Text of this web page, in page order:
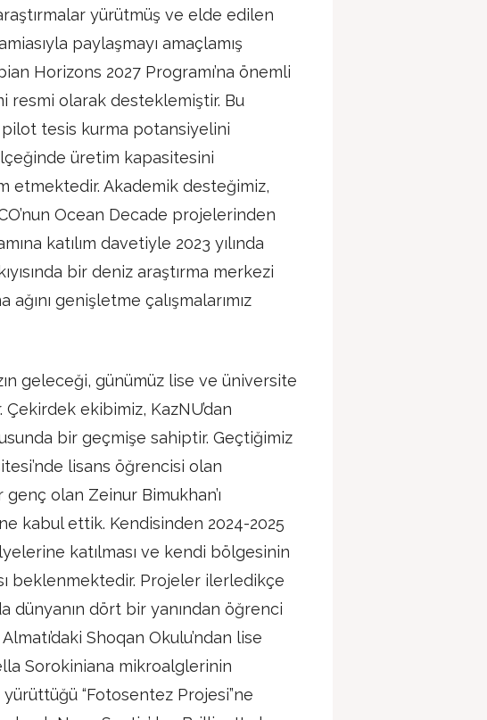
yürütmüş ve elde edilen
paylaşmayı amaçlamış
Horizons 2027 Programı’na önemli
resmi olarak desteklemiştir. Bu
pilot tesis kurma potansiyelini
üretim kapasitesini
etmektedir. Akademik desteğimiz,
Ocean Decade projelerinden
katılım davetiyle 2023 yılında
bir deniz araştırma merkezi
ağını genişletme çalışmalarımız
geleceği, günümüz lise ve üniversite
ekibimiz, KazNU’dan
bir geçmişe sahiptir. Geçtiğimiz
lisans öğrencisi olan
olan Zeinur Bimukhan’ı
kabul ettik. Kendisinden 2024-2025
katılması ve kendi bölgesinin
beklenmektedir. Projeler ilerledikçe
dünyanın dört bir yanından öğrenci
Shoqan Okulu’ndan lise
Sorokiniana mikroalglerinin
“Fotosentez Projesi”ne